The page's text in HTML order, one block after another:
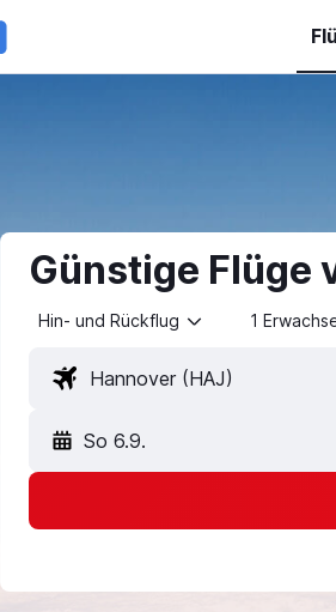
Günstige Flüge
Hin- und Rückflug 1
So 6.9.